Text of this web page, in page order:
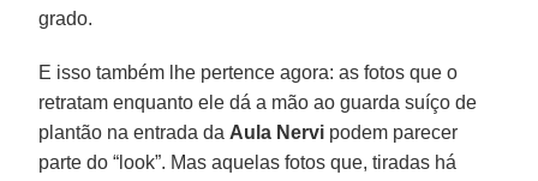
grado.
E isso também lhe pertence agora: as fotos que o
retratam enquanto ele dá a mão ao guarda suíço de
plantão na entrada da Aula Nervi podem parecer
parte do “look”. Mas aquelas fotos que, tiradas há